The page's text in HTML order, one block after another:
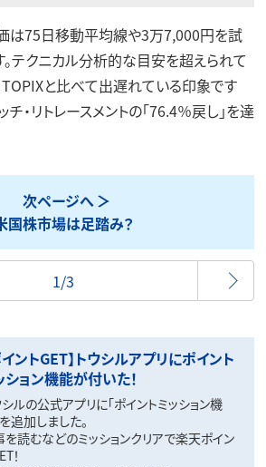
は75日移動平均線や3万7,000円を試
テクニカル分析的な目安を超えられて
TOPIXと比べて出遅れている印象です
チ・リトレースメントの「76.4％戻し」を達
次ページへ
国株市場は足踏み？
1/3
イントGET】トウシルアプリにポイント
ション機能が付いた！
シルの公式アプリに「ポイントミッション機
追加しました。
を読むなどのミッションクリアで楽天ポイン
！